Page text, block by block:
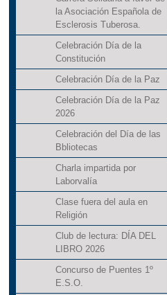
la Asociación Española de
Esclerosis Tuberosa.
Celebración Día de la
Constitución
Celebración Día de la Paz
Celebración Día de la Paz
2026
Celebración del Día de las
Bbliotecas
Charla impartida por
Laborvalía
Clase fuera del aula en
Religión
Club de lectura: DÍA DEL
LIBRO 2026
Concurso de Puentes 1º
E.S.O.